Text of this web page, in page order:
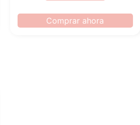
Comprar ahora